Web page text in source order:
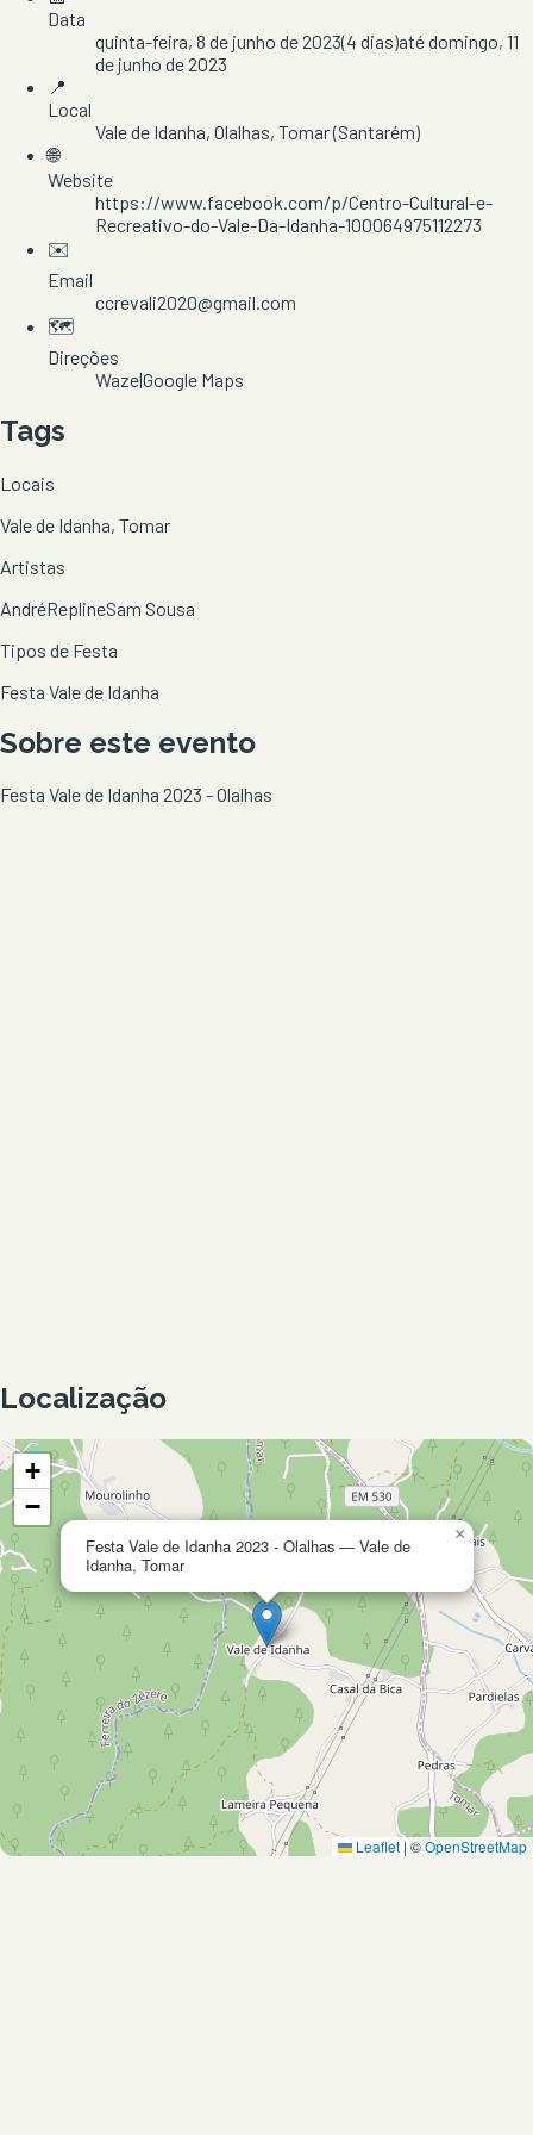
Data
quinta-feira, 8 de junho de 2023(4 dias)atédomingo, 11
de junho de 2023
📍
Local
Vale de Idanha, Olalhas, Tomar(Santarém)
🌐
Website
https://www.facebook.com/p/Centro-Cultural-e-
Recreativo-do-Vale-Da-Idanha-100064975112273
✉️
Email
ccrevali2020@gmail.com
🗺️
Direções
Waze|Google Maps
Tags
Locais
Vale de Idanha, Tomar
Artistas
AndréReplineSam Sousa
Tipos de Festa
Festa Vale de Idanha
Sobre este evento
Festa Vale de Idanha 2023 - Olalhas
Localização
Festa Vale de Idanha 2023 - Olalhas — Vale de
Idanha, Tomar
×
+
−
Leaflet | ©OpenStreetMap